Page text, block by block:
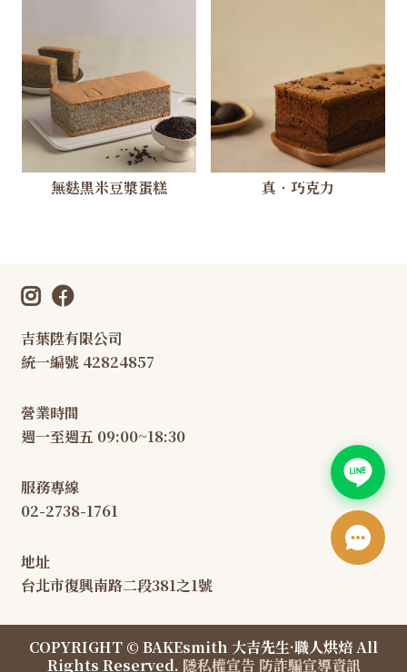
無麩黑米豆漿蛋糕 真‧巧克力
吉葉陞有限公司
統一編號 42824857
營業時間
週一至週五 09:00~18:30
服務專線
02-2738-1761
地址
台北市復興南路二段381之1號
COPYRIGHT © BAKEsmith 大吉先生·職人烘焙 All
Rights Reserved. 隱私權宣告 防詐騙宣導資訊